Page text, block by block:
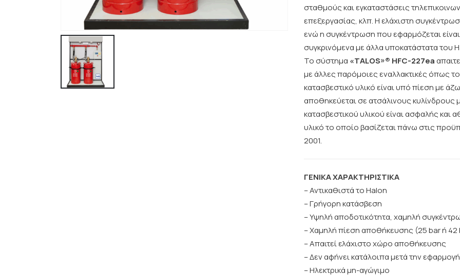
σταθμούς και εγκαταστάσεις
επεξεργασίας, κλπ. Η ελάχιστη
ενώ η συγκέντρωση που εφαρμόζεται
συγκρινόμενα με άλλα υποκατάστατα του
Το σύστημα «TALOS»® HFC-227ea
με άλλες παρόμοιες εναλλακτικές όπως το
κατασβεστικό υλικό είναι υπό πίεση με
αποθηκεύεται σε ατσάλινους
κατασβεστικού υλικού είναι ασφαλής και
υλικό το οποίο βασίζεται πάνω στις
2001.
ΓΕΝΙΚΑ ΧΑΡΑΚΤΗΡΙΣΤΙΚΑ
– Αντικαθιστά το Halon
– Γρήγορη κατάσβεση
– Υψηλή αποδοτικότητα, χαμηλή
– Χαμηλή πίεση αποθήκευσης (25 bar ή
– Απαιτεί ελάχιστο χώρο αποθήκευσης
– Δεν αφήνει κατάλοιπα μετά την εφαρμογή
– Ηλεκτρικά μη-αγώγιμο